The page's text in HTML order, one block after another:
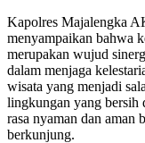
Kapolres Majalengka
menyampaikan bahwa
merupakan wujud
dalam menjaga
wisata yang menjadi
lingkungan yang bersih
rasa nyaman dan aman
berkunjung.